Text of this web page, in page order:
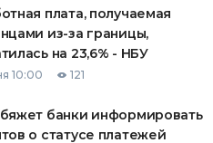
ВИНЬЕТКА
СОТРУДНИКОВ
ОТ
СЛУЧАЕВ
ПУТЕВОДИТЕЛИ ПО
СБЕРЕЖЕНИЯМ
плата, получаемая
из-за границы,
на 23,6% - НБУ
10:00 121
банки информировать
о статусе платежей